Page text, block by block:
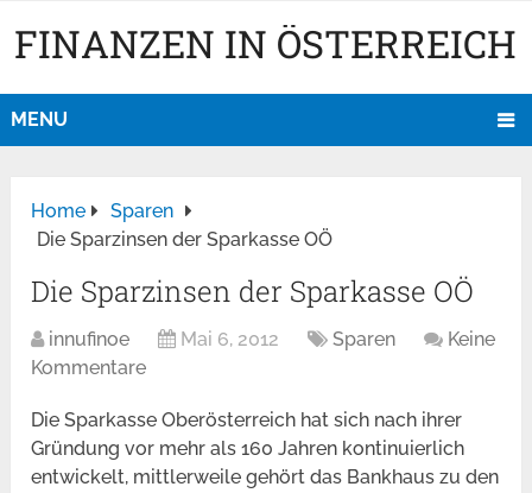
FINANZEN IN ÖSTERREICH
MENU
Home
Sparen
Die Sparzinsen der Sparkasse OÖ
Die Sparzinsen der Sparkasse OÖ
innufinoe Mai 6, 2012 Sparen
Keine
Kommentare
Die Sparkasse Oberösterreich hat sich nach ihrer
Gründung vor mehr als 160 Jahren kontinuierlich
entwickelt, mittlerweile gehört das Bankhaus zu den